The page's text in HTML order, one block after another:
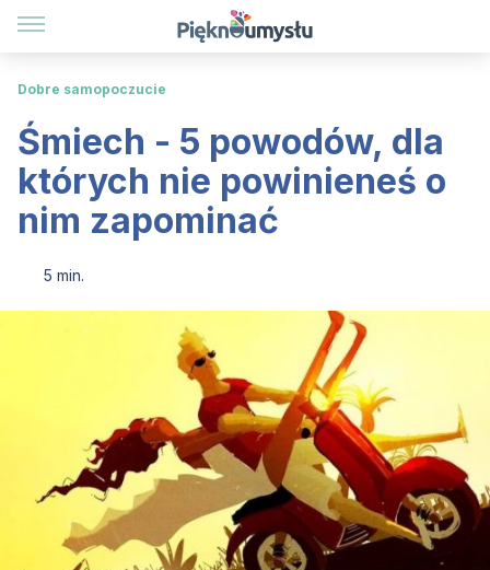
Dobre samopoczucie
Śmiech - 5 powodów, dla
których nie powinieneś o
nim zapominać
5 min.